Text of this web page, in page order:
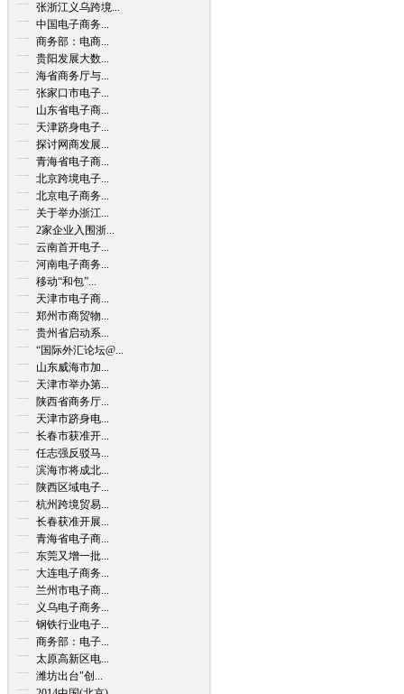
张浙江义乌跨境...
中国电子商务...
商务部：电商...
贵阳发展大数...
海省商务厅与...
张家口市电子...
山东省电子商...
天津跻身电子...
探讨网商发展...
青海省电子商...
北京跨境电子...
北京电子商务...
关于举办浙江...
2家企业入围浙...
云南首开电子...
河南电子商务...
移动“和包”...
天津市电子商...
郑州市商贸物...
贵州省启动系...
“国际外汇论坛@...
山东威海市加...
天津市举办第...
陕西省商务厅...
天津市跻身电...
长春市获准开...
任志强反驳马...
滨海市将成北...
陕西区域电子...
杭州跨境贸易...
长春获准开展...
青海省电子商...
东莞又增一批...
大连电子商务...
兰州市电子商...
义乌电子商务...
钢铁行业电子...
商务部：电子...
太原高新区电...
潍坊出台"创...